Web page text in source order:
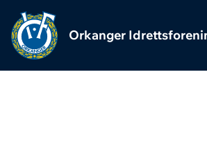
Orkanger